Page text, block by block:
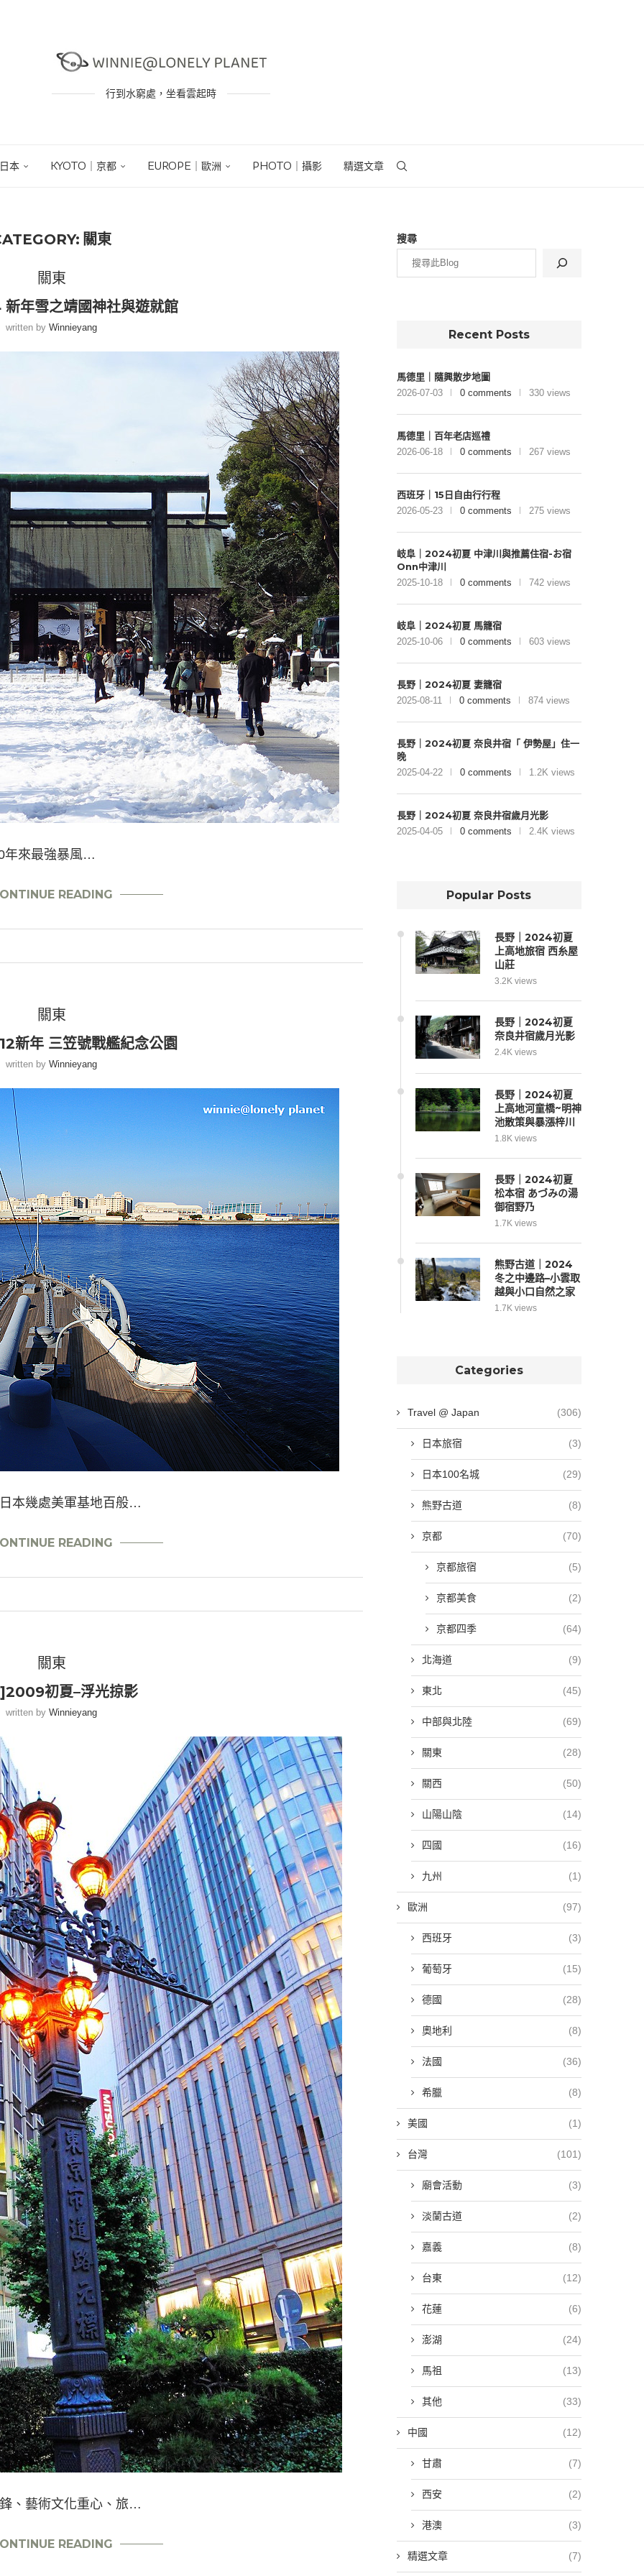
行到水窮處，坐看雲起時
本 KYOTO｜京都 EUROPE｜歐洲 PHOTO｜攝影 精選文章
關東
關東
年雪之靖國神社與遊就館
written byWinnieyang
年來最強暴風…
READING
關東
新年 三笠號戰艦紀念公園
written byWinnieyang
本幾處美軍基地百般…
READING
關東
初夏–浮光掠影
written byWinnieyang
、藝術文化重心、旅…
READING
搜尋
Recent Posts
馬德里｜隨興散步地圖
2026-07-03 0 comments 330 views
馬德里｜百年老店巡禮
2026-06-18 0 comments 267 views
西班牙｜15日自由行行程
2026-05-23 0 comments 275 views
岐阜｜2024初夏 中津川與推薦住宿-お宿
Onn中津川
2025-10-18 0 comments 742 views
岐阜｜2024初夏 馬籠宿
2025-10-06 0 comments 603 views
長野｜2024初夏 妻籠宿
2025-08-11 0 comments 874 views
長野｜2024初夏 奈良井宿「 伊勢屋」住一
晚
2025-04-22 0 comments 1.2K views
長野｜2024初夏 奈良井宿歲月光影
2025-04-05 0 comments 2.4K views
Popular Posts
長野｜2024初夏
上高地旅宿 西糸屋
山莊
3.2K views
長野｜2024初夏
奈良井宿歲月光影
2.4K views
長野｜2024初夏
上高地河童橋~明神
池散策與暴漲梓川
1.8K views
長野｜2024初夏
松本宿 あづみの湯
御宿野乃
1.7K views
熊野古道｜2024
冬之中邊路–小雲取
越與小口自然之家
1.7K views
Categories
Travel @ Japan (306)
日本旅宿 (3)
日本100名城 (29)
熊野古道 (8)
京都 (70)
京都旅宿 (5)
京都美食 (2)
京都四季 (64)
北海道 (9)
東北 (45)
中部與北陸 (69)
關東 (28)
關西 (50)
山陽山陰 (14)
四國 (16)
九州 (1)
歐洲 (97)
西班牙 (3)
葡萄牙 (15)
德國 (28)
奧地利 (8)
法國 (36)
希臘 (8)
美國 (1)
台灣 (101)
廟會活動 (3)
淡蘭古道 (2)
嘉義 (8)
台東 (12)
花蓮 (6)
澎湖 (24)
馬祖 (13)
其他 (33)
中國 (12)
甘肅 (7)
西安 (2)
港澳 (3)
精選文章 (7)